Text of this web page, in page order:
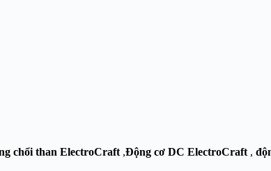
chổi than ElectroCraft ,Động cơ DC ElectroCraft ,